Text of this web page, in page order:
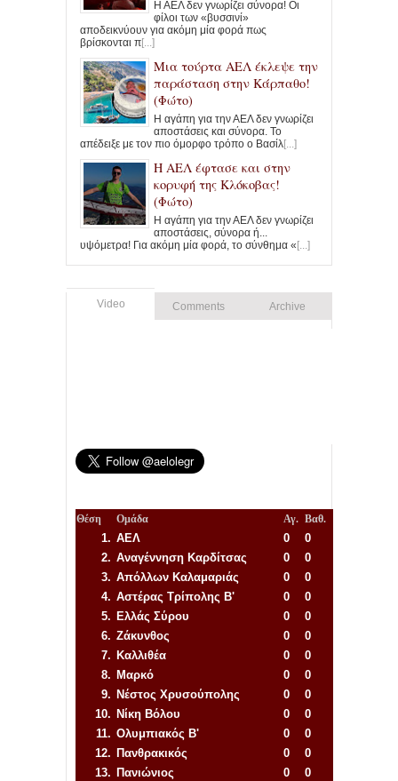
Η ΑΕΛ δεν γνωρίζει σύνορα! Οι
φίλοι των «βυσσινί»
αποδεικνύουν για ακόμη μία φορά πως
βρίσκονται π[...]
Μια τούρτα ΑΕΛ έκλεψε την
παράσταση στην Κάρπαθο!
(Φώτο)
Η αγάπη για την ΑΕΛ δεν γνωρίζει
αποστάσεις και σύνορα. Το
απέδειξε με τον πιο όμορφο τρόπο ο Βασίλ[...]
Η ΑΕΛ έφτασε και στην
κορυφή της Κλόκοβας!
(Φώτο)
Η αγάπη για την ΑΕΛ δεν γνωρίζει
αποστάσεις, σύνορα ή...
υψόμετρα! Για ακόμη μία φορά, το σύνθημα « [...]
Video Comments Archive
Θέση Ομάδα Αγ. Βαθ.
1. ΑΕΛ 0
0
2. Αναγέννηση Καρδίτσας 0
0
3. Απόλλων Καλαμαριάς 0
0
4. Αστέρας Τρίπολης Β' 0
0
5. Ελλάς Σύρου 0
0
6. Ζάκυνθος 0
0
7. Καλλιθέα 0
0
8. Μαρκό 0
0
9. Νέστος Χρυσούπολης 0
0
10. Νίκη Βόλου 0
0
11. Ολυμπιακός Β' 0
0
12. Πανθρακικός 0
0
13. Πανιώνιος 0
0